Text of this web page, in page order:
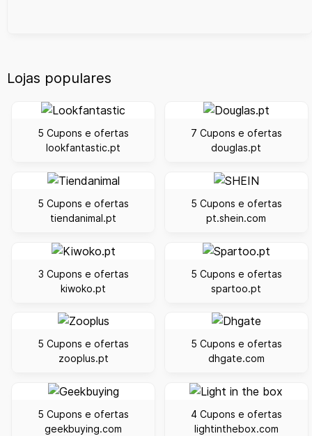
Lojas populares
5 Cupons e ofertas
lookfantastic.pt
7 Cupons e ofertas
douglas.pt
5 Cupons e ofertas
tiendanimal.pt
5 Cupons e ofertas
pt.shein.com
3 Cupons e ofertas
kiwoko.pt
5 Cupons e ofertas
spartoo.pt
5 Cupons e ofertas
zooplus.pt
5 Cupons e ofertas
dhgate.com
5 Cupons e ofertas
geekbuying.com
4 Cupons e ofertas
lightinthebox.com